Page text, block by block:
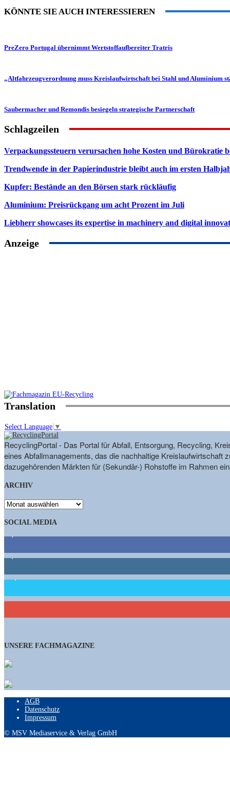
KÖNNTE SIE AUCH INTERESSIEREN
PreZero Portugal übernimmt Wertstoffaufbereiter Tratris
„Altfahrzeugverordnung muss Kreislaufwirtschaft bei Stahl und Aluminium
Saubermacher und Remondis besiegeln strategische Partnerschaft
Schlagzeilen
Verpackungssteuern verursachen hohe Kosten und Bürokratie
Trendwende in der Papierindustrie bleibt auch im ersten
Kupfer: Bestände an den Börsen stark rückläufig
Aluminium: Preisrückgang um acht Prozent im Juli
Liebherr showcases its expertise in machinery and digital
Anzeige
Translation
Select Language ▼
RecyclingPortal - Das Portal für Abfall, Entsorgung, Recycling,
eines Abfallmanagements, das die nachhaltige
dazugehörenden Märkten für (Sekundär-) Rohstoffe im Rahmen
ARCHIV
ARCHIV
SOCIAL MEDIA
1,662 Follower
15,658 Follower
460 Abonnenten
UNSERE FACHMAGAZINE
AGB
Datenschutz
Impressum
© MSV Mediaservice & Verlag GmbH